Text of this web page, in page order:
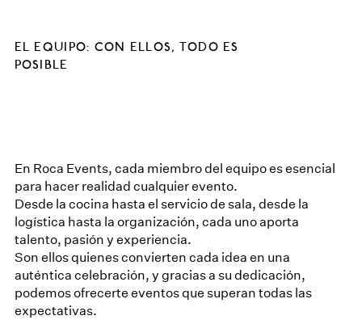
EL EQUIPO: CON ELLOS, TODO ES
POSIBLE
En Roca Events, cada miembro del equipo es esencial
para hacer realidad cualquier evento.
Desde la cocina hasta el servicio de sala, desde la
logística hasta la organización, cada uno aporta
talento, pasión y experiencia.
Son ellos quienes convierten cada idea en una
auténtica celebración, y gracias a su dedicación,
podemos ofrecerte eventos que superan todas las
expectativas.